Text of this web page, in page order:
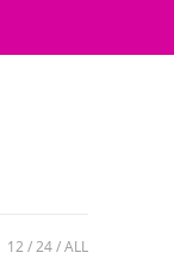
12 24 ALL